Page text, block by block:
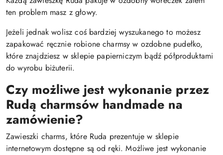
ten problem masz z głowy.
Jeżeli jednak wolisz coś bardziej wyszukanego to możesz
zapakować ręcznie robione charmsy w ozdobne pudełko,
które znajdziesz w sklepie papierniczym bądź półproduktami
do wyrobu biżuterii.
Czy możliwe jest wykonanie przez
Rudą charmsów handmade na
zamówienie?
Zawieszki charms, które Ruda prezentuje w sklepie
internetowym dostępne są od ręki. Możliwe jest wykonanie